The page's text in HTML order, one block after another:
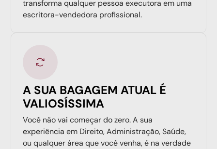
transforma qualquer pessoa executora em uma
escritora-vendedora profissional.
A SUA BAGAGEM ATUAL É
VALIOSÍSSIMA
Você não vai começar do zero. A sua
experiência em Direito, Administração, Saúde,
ou qualquer área que você venha, é na verdade